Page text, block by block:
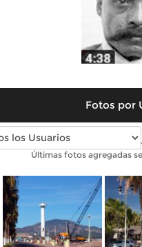
Fotos por
Fotos modernas de
Últimas fotos agregadas